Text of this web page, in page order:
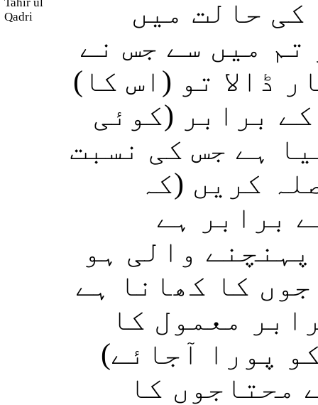
Qadri
حالت میں
میں سے جس نے
ڈالا تو (اس کا)
برابر (کوئی
ہے جس کی نسبت
کریں (کہ
برابر ہے
والی ہو
کا کھانا ہے
معمول کا
پورا آجائے)
محتاجوں کا